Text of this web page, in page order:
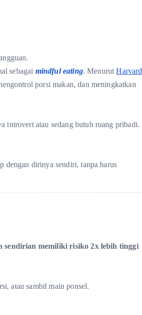
sebagai mindful eating. MenurutHarvard
porsi makan, dan meningkatkan
introvert atau sedang butuh ruang pribadi.
dengan dirinya sendiri, tanpa harus
sendirian memiliki risiko 2x lebih tinggi
atau sambil main ponsel.